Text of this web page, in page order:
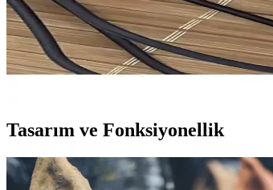
Elit Parti ayarlanabilir pasta çemberi, farklı
Yusuf Dirik YD Parti Malzemeleri
Tasarım ve Fonksiyonellik